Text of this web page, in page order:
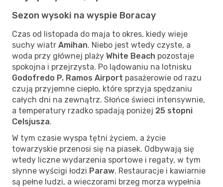
Sezon wysoki na wyspie Boracay
Czas od listopada do maja to okres, kiedy wieje
suchy wiatr Amihan. Niebo jest wtedy czyste, a
woda przy głównej plaży White Beach pozostaje
spokojna i przejrzysta. Po lądowaniu na lotnisku
Godofredo P. Ramos Airport pasażerowie od razu
czują przyjemne ciepło, które sprzyja spędzaniu
całych dni na zewnątrz. Słońce świeci intensywnie,
a temperatury rzadko spadają poniżej 25 stopni
Celsjusza.
W tym czasie wyspa tętni życiem, a życie
towarzyskie przenosi się na piasek. Odbywają się
wtedy liczne wydarzenia sportowe i regaty, w tym
słynne wyścigi łodzi Paraw. Restauracje i kawiarnie
są pełne ludzi, a wieczorami brzeg morza wypełnia